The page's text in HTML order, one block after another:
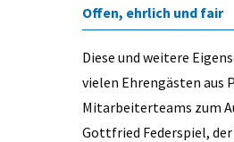
Offen, ehrlich und fair
Diese und weitere
vielen Ehrengästen aus
Mitarbeiterteams zum
Gottfried Federspiel,